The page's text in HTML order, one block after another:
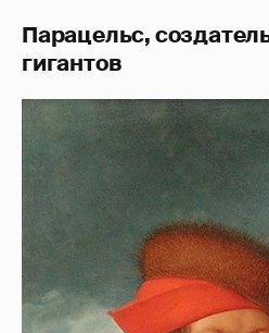
Парацельс,
гигантов